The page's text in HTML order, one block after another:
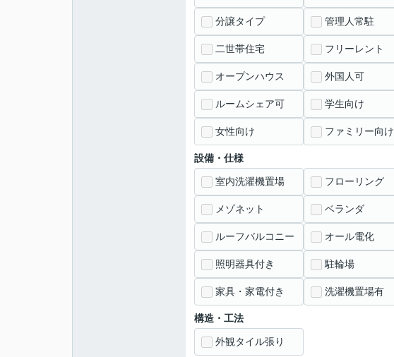
分譲タイプ 管理人常駐
二世帯住宅 フリーレント
オープンハウス 外国人可
ルームシェア可 学生向け
女性向け ファミリー向け
設備・仕様
室内洗濯機置場 フローリング
メゾネット ベランダ
ルーフバルコニー オール電化
照明器具付き 駐輪場
家具・家電付き 洗濯機置場有
構造・工法
外観タイル張り